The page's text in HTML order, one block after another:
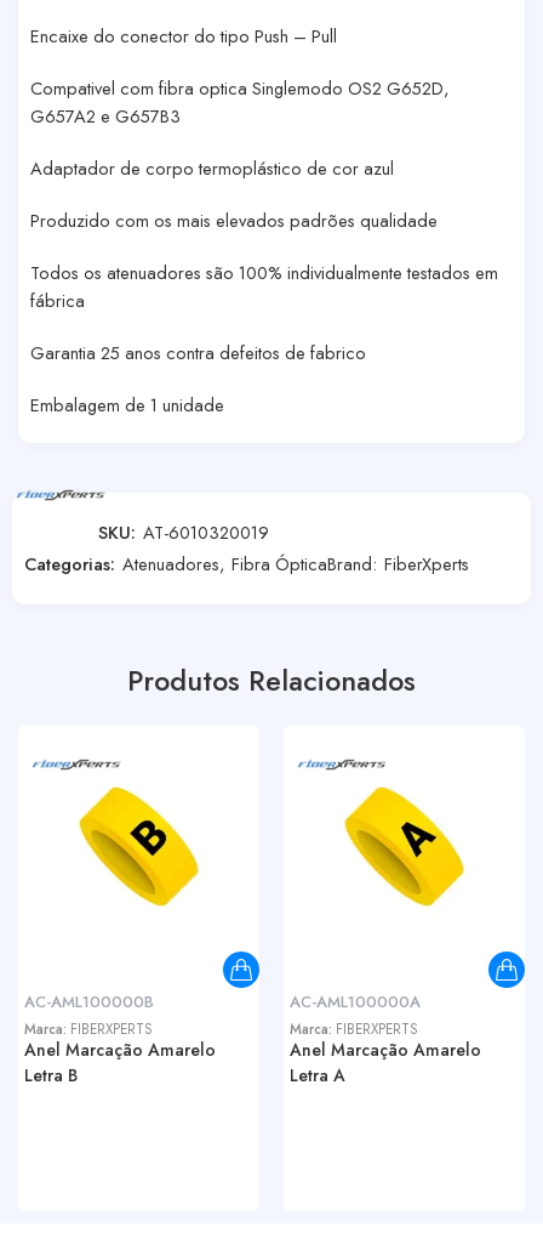
Encaixe do conector do tipo Push – Pull
Compativel com fibra optica Singlemodo OS2 G652D,
G657A2 e G657B3
Adaptador de corpo termoplástico de cor azul
Produzido com os mais elevados padrões qualidade
Todos os atenuadores são 100% individualmente testados em
fábrica
Garantia 25 anos contra defeitos de fabrico
Embalagem de 1 unidade
SKU: AT-6010320019
Categorias: Atenuadores, Fibra ÓpticaBrand: FiberXperts
Produtos Relacionados
AC-AML100000B
Marca: FIBERXPERTS
Anel Marcação Amarelo
Letra B
AC-AML100000A
Marca: FIBERXPERTS
Anel Marcação Amarelo
Letra A